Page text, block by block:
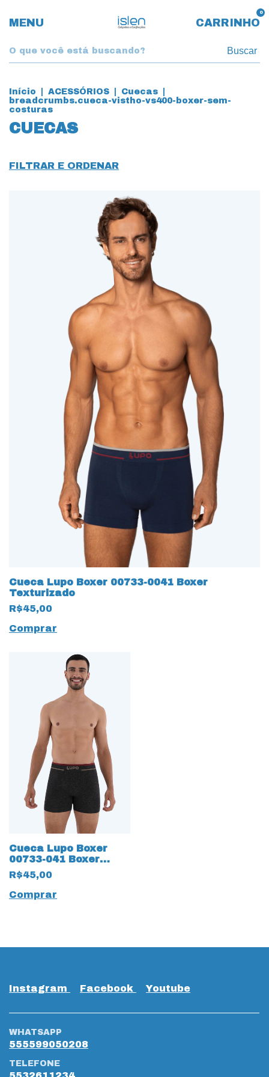
MENU CARRINHO
0
Buscar
Início ACESSÓRIOS Cuecas
breadcrumbs.cueca-vistho-vs400-boxer-sem-
costuras
CUECAS
FILTRAR E ORDENAR
Cueca Lupo Boxer 00733-0041 Boxer
Texturizado
R$45,00
Comprar
Cueca Lupo Boxer
00733-041 Boxer
Texturizado Preto
17260
R$45,00
Comprar
Instagram Facebook Youtube
WHATSAPP
555599050208
TELEFONE